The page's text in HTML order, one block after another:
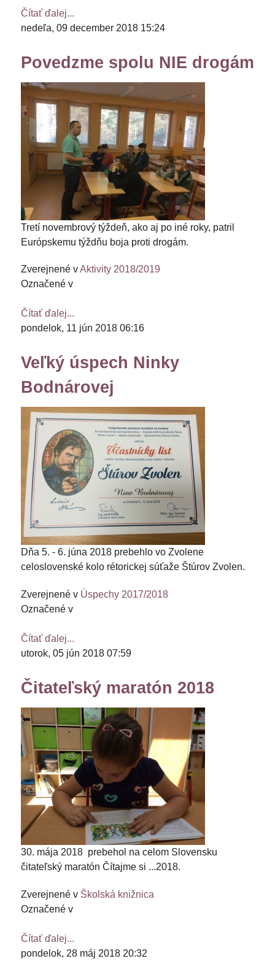
Čítať ďalej...
nedeľa, 09 december 2018 15:24
Povedzme spolu NIE drogám
Tretí novembrový týždeň, ako aj po iné roky, patril
Európskemu týždňu boja proti drogám.
Zverejnené vAktivity 2018/2019
Označené v
Čítať ďalej...
pondelok, 11 jún 2018 06:16
Veľký úspech Ninky
Bodnárovej
Dňa 5. - 6. júna 2018 prebehlo vo Zvolene
celoslovenské kolo rétorickej súťaže Štúrov Zvolen.
Zverejnené v Úspechy 2017/2018
Označené v
Čítať ďalej...
utorok, 05 jún 2018 07:59
Čitateľský maratón 2018
30. mája 2018 prebehol na celom Slovensku
čitateľský maratón Čítajme si ...2018.
Zverejnené v Školská knižnica
Označené v
Čítať ďalej...
pondelok, 28 máj 2018 20:32